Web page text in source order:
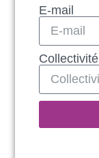
E-mail
Collectivité